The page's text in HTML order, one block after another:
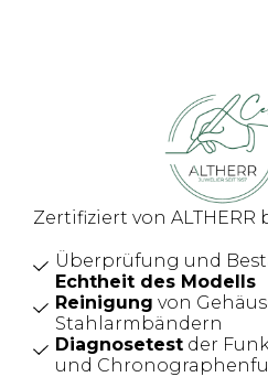
Zertifiziert von ALTHERR
Überprüfung und
Echtheit des Modells
Reinigung von
Stahlarmbändern
Diagnosetest der
und